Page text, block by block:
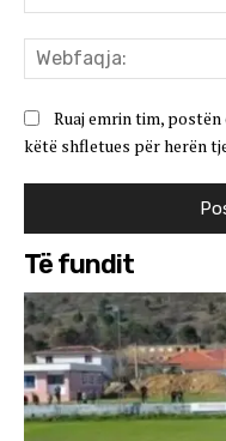
Ruaj emrin tim,
këtë shfletues për herën
Të fundit